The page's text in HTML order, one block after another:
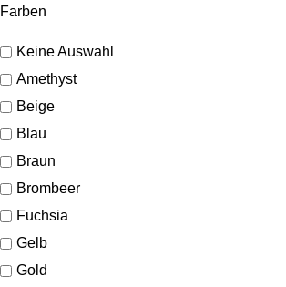
Farben
Keine Auswahl
Amethyst
Beige
Blau
Braun
Brombeer
Fuchsia
Gelb
Gold